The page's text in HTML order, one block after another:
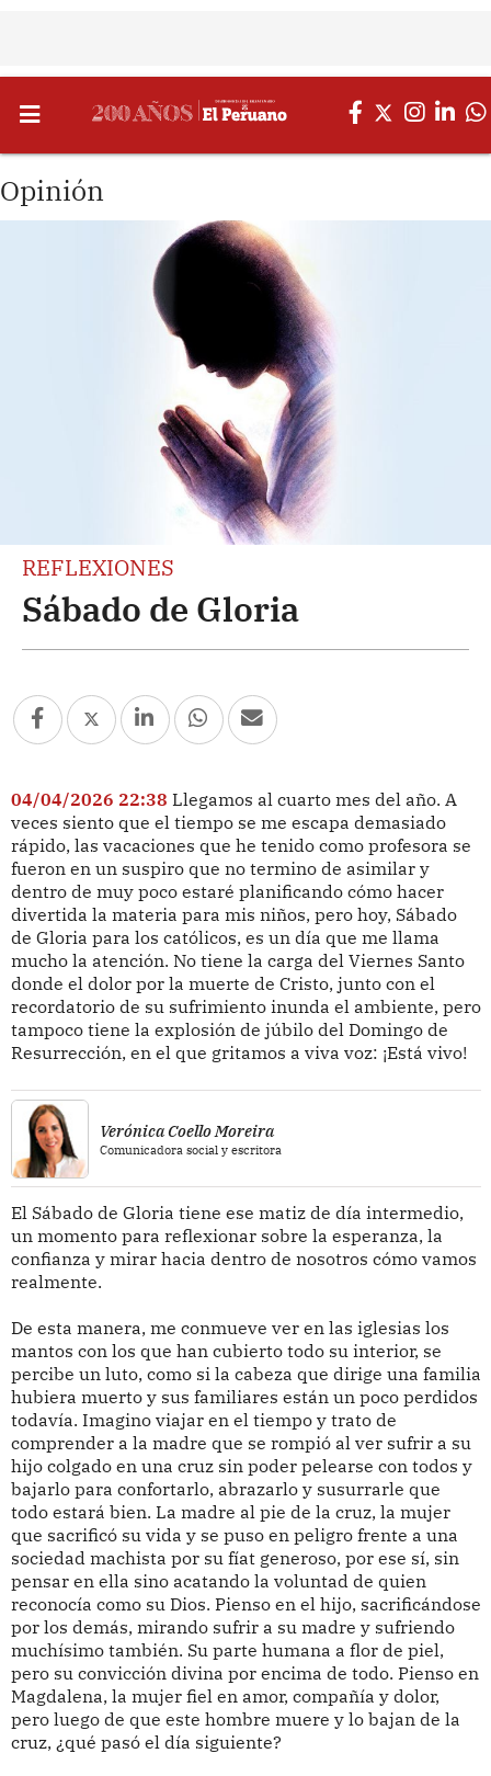
Opinión
REFLEXIONES
Sábado de Gloria
04/04/2026 22:38 Llegamos al cuarto mes del año. A
veces siento que el tiempo se me escapa demasiado
rápido, las vacaciones que he tenido como profesora se
fueron en un suspiro que no termino de asimilar y
dentro de muy poco estaré planificando cómo hacer
divertida la materia para mis niños, pero hoy, Sábado
de Gloria para los católicos, es un día que me llama
mucho la atención. No tiene la carga del Viernes Santo
donde el dolor por la muerte de Cristo, junto con el
recordatorio de su sufrimiento inunda el ambiente, pero
tampoco tiene la explosión de júbilo del Domingo de
Resurrección, en el que gritamos a viva voz: ¡Está vivo!
Verónica Coello Moreira
Comunicadora social y escritora
El Sábado de Gloria tiene ese matiz de día intermedio,
un momento para reflexionar sobre la esperanza, la
confianza y mirar hacia dentro de nosotros cómo vamos
realmente.
De esta manera, me conmueve ver en las iglesias los
mantos con los que han cubierto todo su interior, se
percibe un luto, como si la cabeza que dirige una familia
hubiera muerto y sus familiares están un poco perdidos
todavía. Imagino viajar en el tiempo y trato de
comprender a la madre que se rompió al ver sufrir a su
hijo colgado en una cruz sin poder pelearse con todos y
bajarlo para confortarlo, abrazarlo y susurrarle que
todo estará bien. La madre al pie de la cruz, la mujer
que sacrificó su vida y se puso en peligro frente a una
sociedad machista por su fíat generoso, por ese sí, sin
pensar en ella sino acatando la voluntad de quien
reconocía como su Dios. Pienso en el hijo, sacrificándose
por los demás, mirando sufrir a su madre y sufriendo
muchísimo también. Su parte humana a flor de piel,
pero su convicción divina por encima de todo. Pienso en
Magdalena, la mujer fiel en amor, compañía y dolor,
pero luego de que este hombre muere y lo bajan de la
cruz, ¿qué pasó el día siguiente?